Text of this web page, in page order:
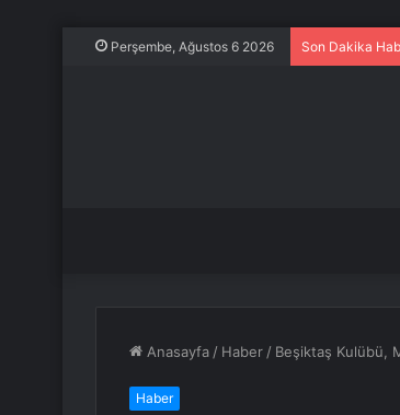
Perşembe, Ağustos 6 2026 Son Dakika
Anasayfa / Haber / Beşiktaş Kulübü,
Haber